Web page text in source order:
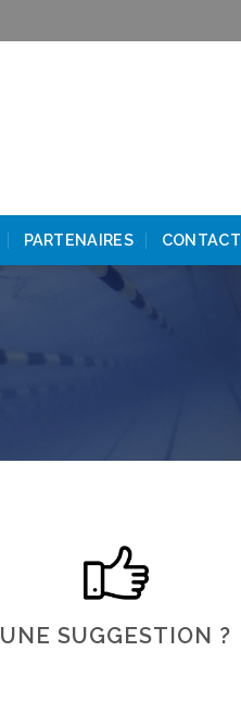
PARTENAIRES CONTACT
UNE SUGGESTION ?